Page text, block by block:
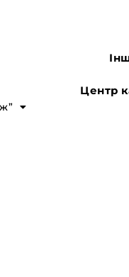
Центр